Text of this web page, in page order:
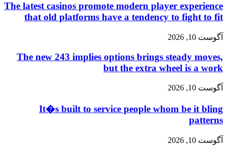
The latest casinos promote modern player experience
that old platforms have a tendency to fight to fit
آگوست 10, 2026
The new 243 implies options brings steady moves,
but the extra wheel is a work
آگوست 10, 2026
It�s built to service people whom be it bling
patterns
آگوست 10, 2026